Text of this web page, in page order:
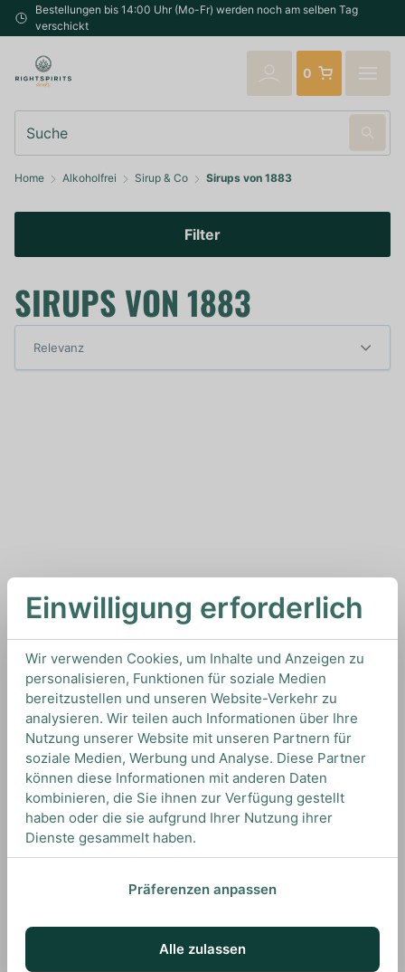
Bestellungen bis 14:00 Uhr (Mo-Fr) werden noch am selben Tag
verschickt
0
Home Alkoholfrei Sirup & Co Sirups von 1883
Filter
SIRUPS VON 1883
Einwilligung erforderlich
Wir verwenden Cookies, um Inhalte und Anzeigen zu
personalisieren, Funktionen für soziale Medien
bereitzustellen und unseren Website-Verkehr zu
analysieren. Wir teilen auch Informationen über Ihre
Nutzung unserer Website mit unseren Partnern für
soziale Medien, Werbung und Analyse. Diese Partner
können diese Informationen mit anderen Daten
kombinieren, die Sie ihnen zur Verfügung gestellt
haben oder die sie aufgrund Ihrer Nutzung ihrer
Dienste gesammelt haben.
Präferenzen anpassen
Alle zulassen